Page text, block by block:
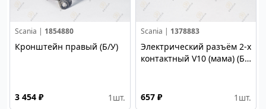
Scania | 1854880
Кронштейн правый (Б/У)
3 454 ₽ 1 шт.
Scania | 1378883
Электрический разъём 2-х
контактный V10 (мама) (Б/
657 ₽ 1 шт.